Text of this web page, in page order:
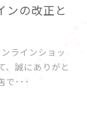
の改正と
ラインショッ
、誠にありがと
で･･･